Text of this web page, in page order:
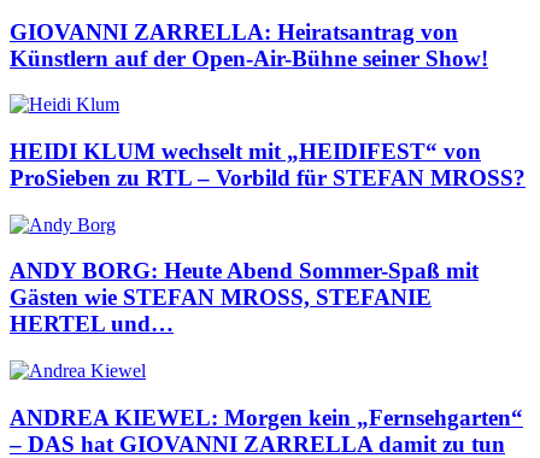
GIOVANNI ZARRELLA: Heiratsantrag von
Künstlern auf der Open-Air-Bühne seiner Show!
HEIDI KLUM wechselt mit „HEIDIFEST“ von
ProSieben zu RTL – Vorbild für STEFAN MROSS?
ANDY BORG: Heute Abend Sommer-Spaß mit
Gästen wie STEFAN MROSS, STEFANIE
HERTEL und…
ANDREA KIEWEL: Morgen kein „Fernsehgarten“
– DAS hat GIOVANNI ZARRELLA damit zu tun